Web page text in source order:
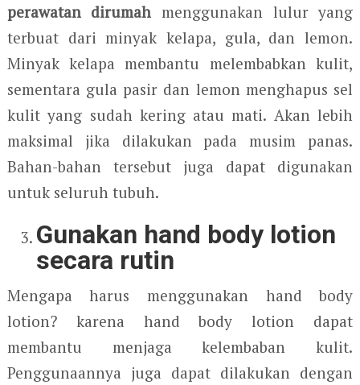
perawatan dirumah menggunakan lulur yang
terbuat dari minyak kelapa, gula, dan lemon.
Minyak kelapa membantu melembabkan kulit,
sementara gula pasir dan lemon menghapus sel
kulit yang sudah kering atau mati. Akan lebih
maksimal jika dilakukan pada musim panas.
Bahan-bahan tersebut juga dapat digunakan
untuk seluruh tubuh.
Gunakan hand body lotion
secara rutin
Mengapa harus menggunakan hand body
lotion? karena hand body lotion dapat
membantu menjaga kelembaban kulit.
Penggunaannya juga dapat dilakukan dengan